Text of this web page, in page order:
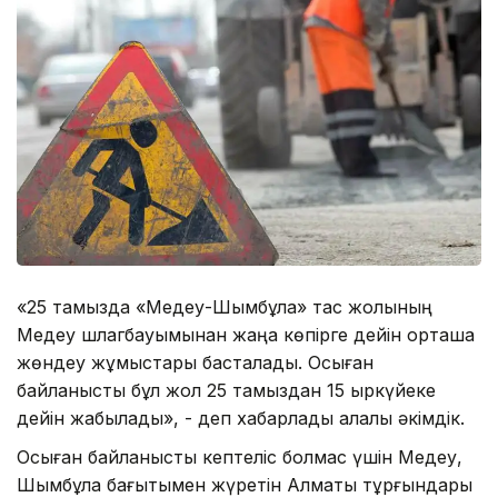
«25 тамызда «Медеу-Шымбұлақ» тас жолының
Медеу шлагбауымынан жаңа көпірге дейін орташа
жөндеу жұмыстары басталады. Осыған
байланысты бұл жол 25 тамыздан 15 қыркүйеке
дейін жабылады», - деп хабарлады қалалық әкімдік.
Осыған байланысты кептеліс болмас үшін Медеу,
Шымбұлақ бағытымен жүретін Алматы тұрғындары